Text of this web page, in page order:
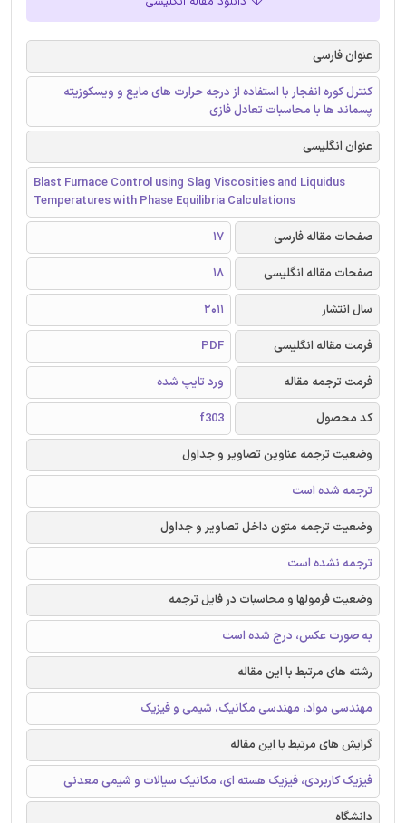
عنوان فارسی
کنترل کوره انفجار با استفاده از درجه حرارت های مایع و ویسکوزیته
پسماند ها با محاسبات تعادل فازی
عنوان انگلیسی
Blast Furnace Control using Slag Viscosities and Liquidus
Temperatures with Phase Equilibria Calculations
صفحات مقاله فارسی
17
صفحات مقاله انگلیسی
18
سال انتشار
2011
فرمت مقاله انگلیسی
PDF
فرمت ترجمه مقاله
ورد تایپ شده
کد محصول
f303
وضعیت ترجمه عناوین تصاویر و جداول
ترجمه شده است
وضعیت ترجمه متون داخل تصاویر و جداول
ترجمه نشده است
وضعیت فرمولها و محاسبات در فایل ترجمه
به صورت عکس، درج شده است
رشته های مرتبط با این مقاله
مهندسی مواد، مهندسی مکانیک، شیمی و فیزیک
گرایش های مرتبط با این مقاله
فیزیک کاربردی، فیزیک هسته ای، مکانیک سیالات و شیمی معدنی
دانشگاه